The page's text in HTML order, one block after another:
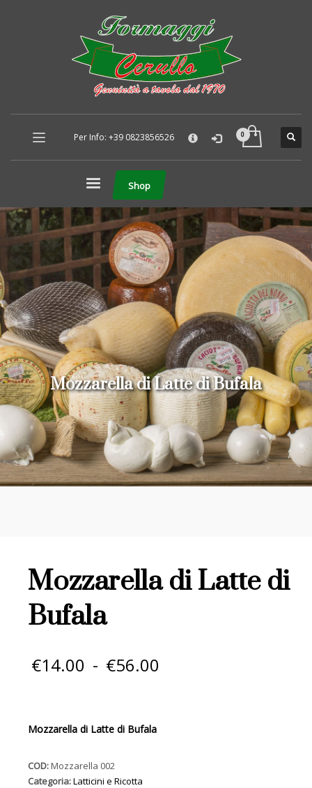
Per Info: +39 0823856526
Shop
Mozzarella di Latte di Bufala
Mozzarella di Latte di
Bufala
€14.00 - €56.00
Mozzarella di Latte di Bufala
COD:Mozzarella 002
Categoria:Latticini e Ricotta